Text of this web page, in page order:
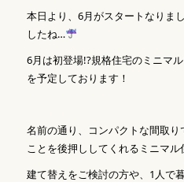
本日より、6月がスタートなりま
したね…
6月は初登場!?規格住宅のミニマ
を予定しております！
名前の通り、コンパクトな間取
ことを後押ししてくれるミニマル
建て替えをご検討の方や、1人で